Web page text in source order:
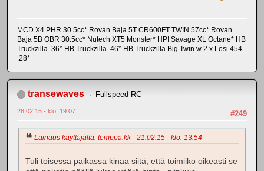
MCD X4 PHR 30.5cc* Rovan Baja 5T CR600FT TWIN 57cc* Rovan
Baja 5B OBR 30.5cc* Nutech XT5 Monster* HPI Savage XL Octane* HB
Truckzilla .36* HB Truckzilla .46* HB Truckzilla Big Twin w 2 x Losi 454
.28*
transewaves Fullspeed RC
#249
28.02.15 - klo: 19.07
Lainaus käyttäjältä: temppa.kk - 21.02.15 - klo: 13.54
Tuli toisessa paikassa kinaa siitä, että toimiiko oikeasti se